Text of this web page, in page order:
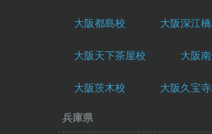
大阪都島校 大阪深江
大阪天下茶屋校 大阪
大阪茨木校 大阪久宝
兵庫県